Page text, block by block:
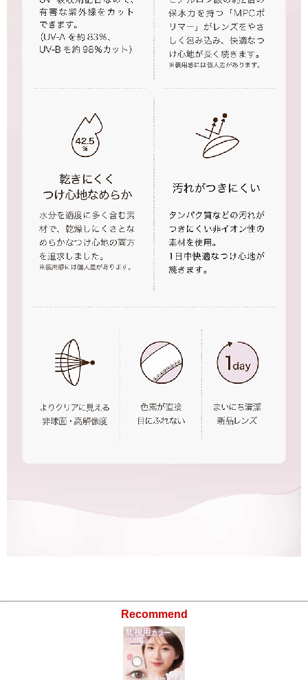
Recommend